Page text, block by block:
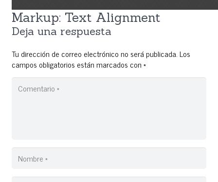
Markup: Text Alignment
Deja una respuesta
Tu dirección de correo electrónico no será publicada.Los
campos obligatorios están marcados con*